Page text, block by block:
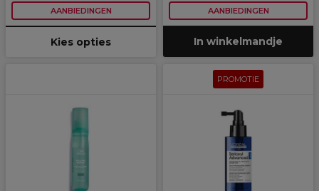
AANBIEDINGEN
Kies opties
AANBIEDINGEN
In winkelmandje
PROMOTIE